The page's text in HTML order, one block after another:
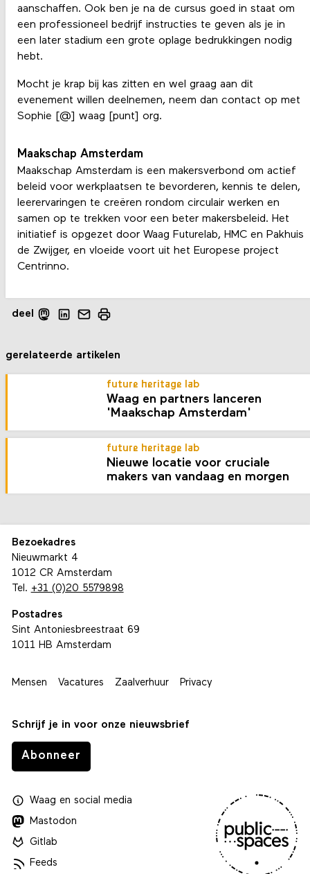
aanschaffen. Ook ben je na de cursus goed in staat om
een professioneel bedrijf instructies te geven als je in
een later stadium een grote oplage bedrukkingen nodig
hebt.
Mocht je krap bij kas zitten en wel graag aan dit
evenement willen deelnemen, neem dan contact op met
Sophie [@] waag [punt] org.
Maakschap Amsterdam
Maakschap Amsterdam is een makersverbond om actief
beleid voor werkplaatsen te bevorderen, kennis te delen,
leerervaringen te creëren rondom circulair werken en
samen op te trekken voor een beter makersbeleid. Het
initiatief is opgezet door Waag Futurelab, HMC en Pakhuis
de Zwijger, en vloeide voort uit het Europese project
Centrinno.
deel
gerelateerde artikelen
future heritage lab
Waag en partners lanceren
'Maakschap Amsterdam'
future heritage lab
Nieuwe locatie voor cruciale
makers van vandaag en morgen
Bezoekadres
Nieuwmarkt 4
1012 CR Amsterdam
Tel. +31 (0)20 5579898
Postadres
Sint Antoniesbreestraat 69
1011 HB Amsterdam
Mensen Vacatures Zaalverhuur Privacy
Schrijf je in voor onze nieuwsbrief
Abonneer
Waagen social media
Mastodon
Gitlab
Feeds